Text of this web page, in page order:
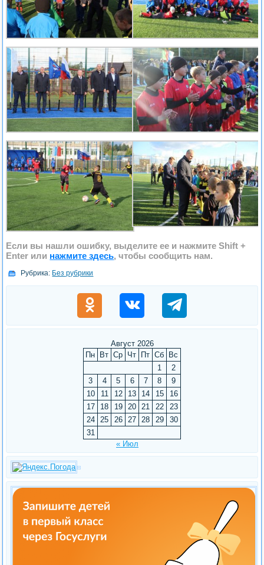
Если вы нашли ошибку, выделите ее и нажмитеShift +
Enter или нажмите здесь, чтобы сообщить нам.
Рубрика: Без рубрики
Август 2026
Пн
Вт Ср Чт Пт Сб
Вс
1
2
3
4 5 6 7 8
9
10
11 12 13 14 15
16
17
18 19 20 21 22
23
24
25 26 27 28 29
30
31
« Июл